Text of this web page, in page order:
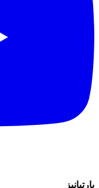
پارتیانیز